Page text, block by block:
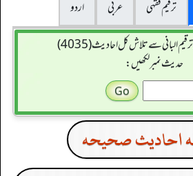
ترقيم فقہی عربی
اردو
البانی سے تلاش کل احادیث (4035)
حدیث نمبر لکھیں:
احاديث صحيحه